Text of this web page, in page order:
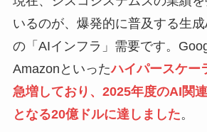
いるのが、爆発的に普及する生
の「AIインフラ」需要です。
Amazonといったハイパースケー
急増しており、2025年度のAI関
となる20億ドルに達しました。